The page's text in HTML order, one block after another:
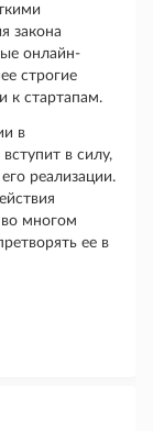
закона
онлайн-
строгие
к стартапам.
в
в силу,
реализации.
многом
ее в